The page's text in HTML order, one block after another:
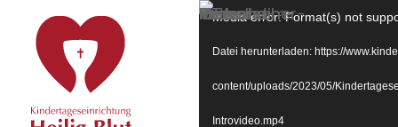
Video-
Player
Media error: Format(s) not
Datei herunterladen: https://
content/uploads/2023/05/
Introvideo.mp4